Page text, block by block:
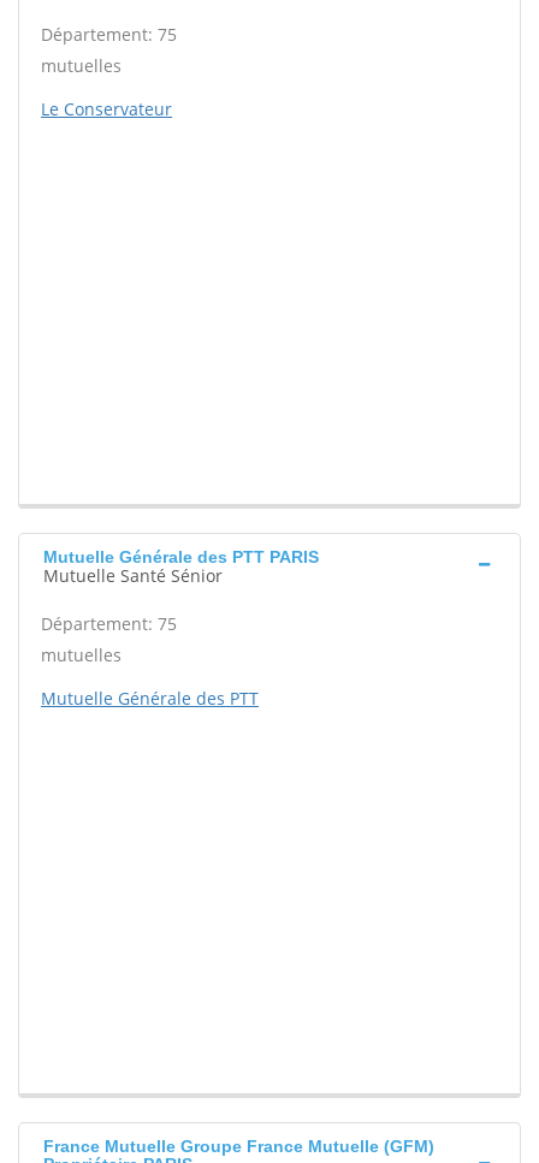
Département: 75
mutuelles
Le Conservateur
Mutuelle Générale des PTT PARIS
Mutuelle Santé Sénior
Département: 75
mutuelles
Mutuelle Générale des PTT
France Mutuelle Groupe France Mutuelle (GFM)